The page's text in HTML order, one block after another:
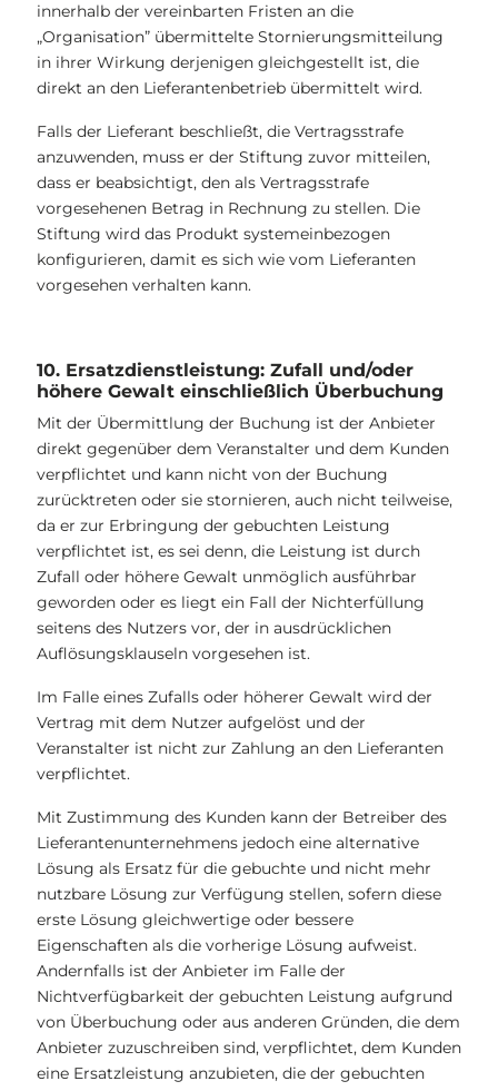
innerhalb der vereinbarten Fristen an die
„Organisation” übermittelte Stornierungsmitteilung
in ihrer Wirkung derjenigen gleichgestellt ist, die
direkt an den Lieferantenbetrieb übermittelt wird.
Falls der Lieferant beschließt, die Vertragsstrafe
anzuwenden, muss er der Stiftung zuvor mitteilen,
dass er beabsichtigt, den als Vertragsstrafe
vorgesehenen Betrag in Rechnung zu stellen. Die
Stiftung wird das Produkt systemeinbezogen
konfigurieren, damit es sich wie vom Lieferanten
vorgesehen verhalten kann.
10. Ersatzdienstleistung: Zufall und/oder
höhere Gewalt einschließlich Überbuchung
Mit der Übermittlung der Buchung ist der Anbieter
direkt gegenüber dem Veranstalter und dem Kunden
verpflichtet und kann nicht von der Buchung
zurücktreten oder sie stornieren, auch nicht teilweise,
da er zur Erbringung der gebuchten Leistung
verpflichtet ist, es sei denn, die Leistung ist durch
Zufall oder höhere Gewalt unmöglich ausführbar
geworden oder es liegt ein Fall der Nichterfüllung
seitens des Nutzers vor, der in ausdrücklichen
Auflösungsklauseln vorgesehen ist.
Im Falle eines Zufalls oder höherer Gewalt wird der
Vertrag mit dem Nutzer aufgelöst und der
Veranstalter ist nicht zur Zahlung an den Lieferanten
verpflichtet.
Mit Zustimmung des Kunden kann der Betreiber des
Lieferantenunternehmens jedoch eine alternative
Lösung als Ersatz für die gebuchte und nicht mehr
nutzbare Lösung zur Verfügung stellen, sofern diese
erste Lösung gleichwertige oder bessere
Eigenschaften als die vorherige Lösung aufweist.
Andernfalls ist der Anbieter im Falle der
Nichtverfügbarkeit der gebuchten Leistung aufgrund
von Überbuchung oder aus anderen Gründen, die dem
Anbieter zuzuschreiben sind, verpflichtet, dem Kunden
eine Ersatzleistung anzubieten, die der gebuchten